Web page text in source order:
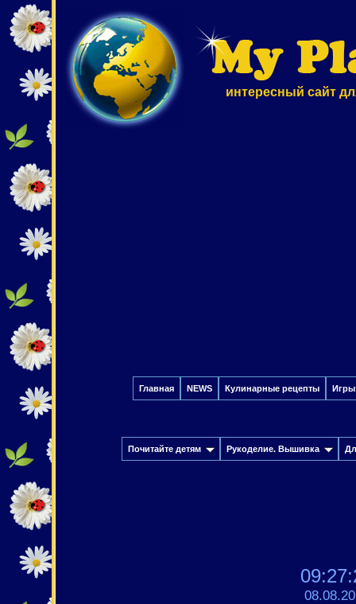
интересный сайт
Главная NEWS Кулинарные рецепты Игры
Почитайте детям Рукоделие. Вышивка